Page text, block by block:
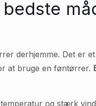
derhjemme. Det er
at bruge en føntørrer.
og stærk